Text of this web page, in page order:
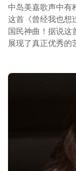
中岛美嘉歌声中有
这首《曾经我也想
国民神曲！据说这
展现了真正优秀的